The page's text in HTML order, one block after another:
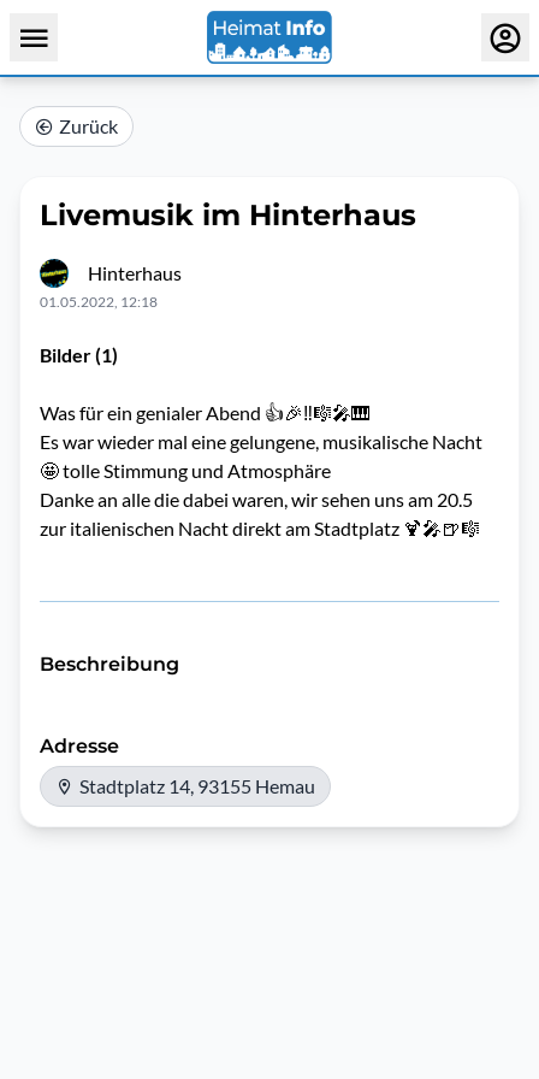
Zurück
Livemusik im Hinterhaus
Hinterhaus
01.05.2022, 12:18
Bilder (1)
Was für ein genialer Abend 👍🎉‼️🎼🎤🎹
Es war wieder mal eine gelungene, musikalische Nacht
🤩 tolle Stimmung und Atmosphäre
Danke an alle die dabei waren, wir sehen uns am 20.5
zur italienischen Nacht direkt am Stadtplatz 🍹🎤🍺🎼
Beschreibung
Adresse
Stadtplatz 14, 93155 Hemau